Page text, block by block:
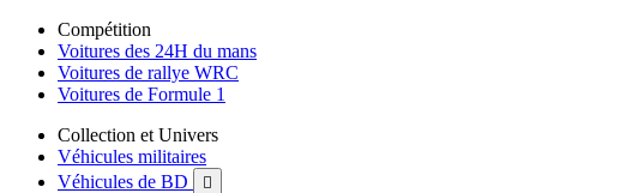
Compétition
Voitures des 24H du mans
Voitures de rallye WRC
Voitures de Formule 1
Collection et Univers
Véhicules militaires
Véhicules de BD
